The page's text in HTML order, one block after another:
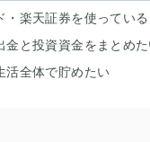
・楽天証券を使っている
金と投資資金をまとめ
活全体で貯めたい